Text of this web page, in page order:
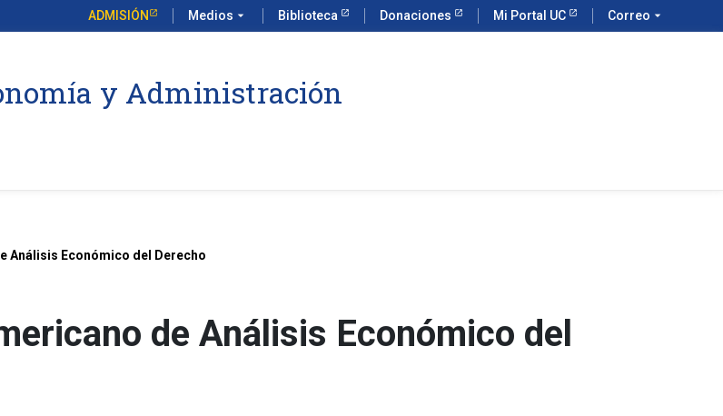
ADMISIÓN Medios arrow_drop_down Biblioteca Donaciones Mi Portal UC Correo arrow_drop_down
y Administración
Análisis Económico del Derecho
de Análisis Económico del